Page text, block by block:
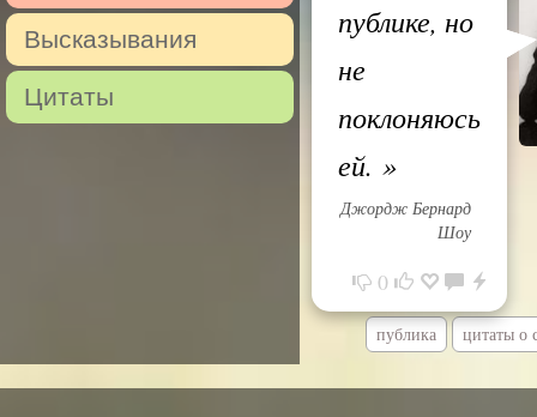
Высказывания
Цитаты
публике, но
не
поклоняюсь
ей. »
Джордж Бернард
Шоу
0
публика цитаты о